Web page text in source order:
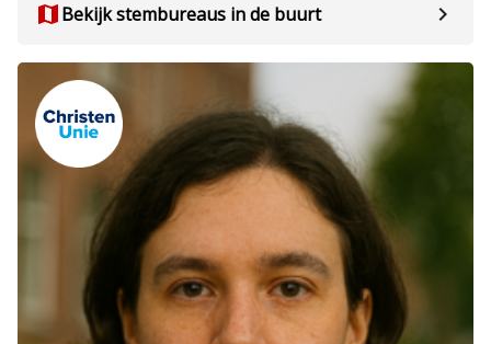
mapBekijk stembureaus in de buurt chevron_right